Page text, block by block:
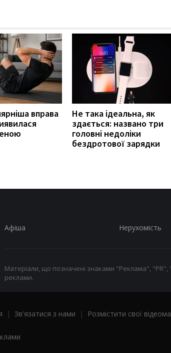
вправа
Не така ідеальна, як
здається: названо три
головні недоліки
бездротової зарядки
Афіша Нерухомість
Матеріали, що позначені знаками "Реклама",
реклами.
| Зв'язатися з нами | Розмістити свої